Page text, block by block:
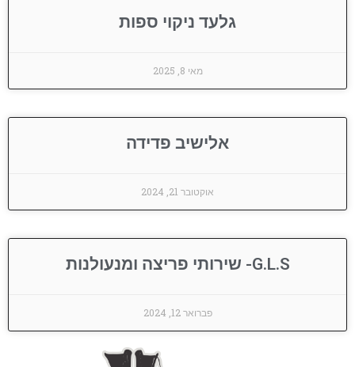
גלעד ניקוי ספות
מאי 8, 2025
אלישיב פדידה
אוקטובר 21, 2024
G.L.S- שירותי פריצה ומנעולנות
פברואר 12, 2024